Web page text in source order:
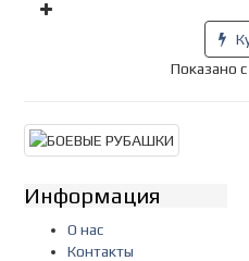
Показано
Информация
О нас
Контакты